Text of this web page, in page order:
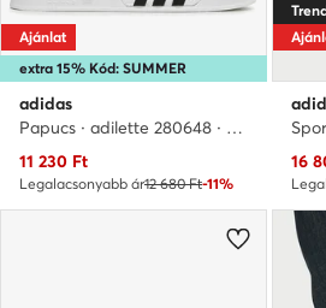
extra 15% Kód: SUMMER
Ajánlat
adidas
Papucs · adilette 280648 · Fehér
Aktuális ár
11 230 Ft
Legalacsonyabb ár12 680 Ft-11%
16